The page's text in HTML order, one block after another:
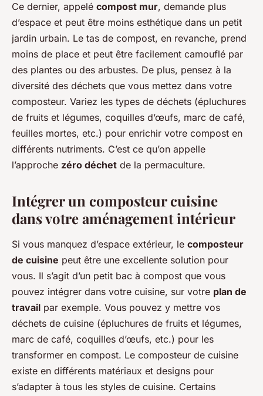
Ce dernier, appelé compost mur, demande plus
d’espace et peut être moins esthétique dans un petit
jardin urbain. Le tas de compost, en revanche, prend
moins de place et peut être facilement camouflé par
des plantes ou des arbustes. De plus, pensez à la
diversité des déchets que vous mettez dans votre
composteur. Variez les types de déchets (épluchures
de fruits et légumes, coquilles d’œufs, marc de café,
feuilles mortes, etc.) pour enrichir votre compost en
différents nutriments. C’est ce qu’on appelle
l’approche zéro déchet de la permaculture.
Intégrer un composteur cuisine
dans votre aménagement intérieur
Si vous manquez d’espace extérieur, le composteur
de cuisine peut être une excellente solution pour
vous. Il s’agit d’un petit bac à compost que vous
pouvez intégrer dans votre cuisine, sur votre plan de
travail par exemple. Vous pouvez y mettre vos
déchets de cuisine (épluchures de fruits et légumes,
marc de café, coquilles d’œufs, etc.) pour les
transformer en compost. Le composteur de cuisine
existe en différents matériaux et designs pour
s’adapter à tous les styles de cuisine. Certains